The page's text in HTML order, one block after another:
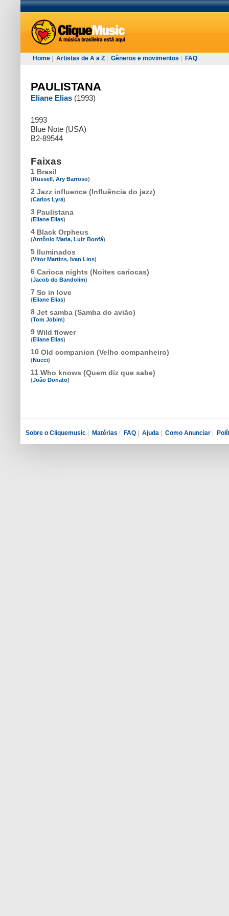
Home Artistas de A a Z Gêneros e movimentos FAQ
PAULISTANA
Eliane Elias (1993)
1993
Blue Note (USA)
B2-89544
Faixas
1 Brasil
(Russell , Ary Barroso)
2 Jazz influence (Influência do jazz)
(Carlos Lyra)
3 Paulistana
(Eliane Elias)
4 Black Orpheus
(Antônio Maria, Luiz Bonfá)
5 Iluminados
(Vitor Martins, Ivan Lins)
6 Carioca nights (Noites cariocas)
(Jacob do Bandolim)
7 So in love
(Eliane Elias)
8 Jet samba (Samba do avião)
(Tom Jobim)
9 Wild flower
(Eliane Elias)
10 Old companion (Velho companheiro)
(Nucci)
11 Who knows (Quem diz que sabe)
(João Donato)
Sobre o Cliquemusic Matérias FAQ Ajuda Como Anunciar